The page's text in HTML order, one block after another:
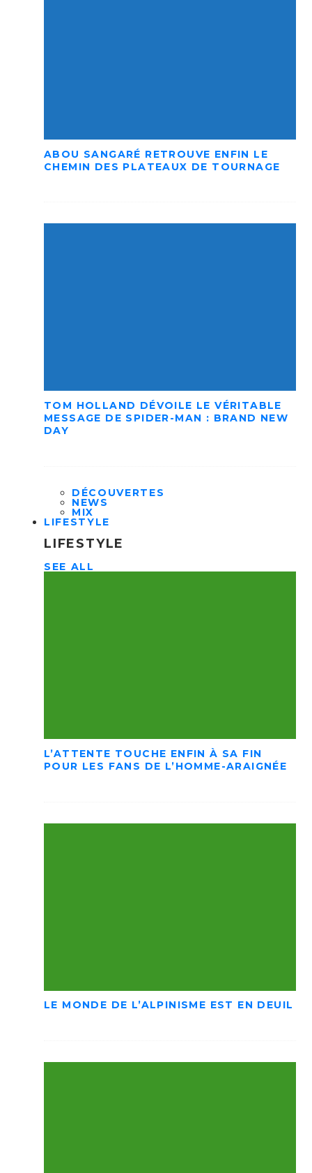
ABOU SANGARÉ RETROUVE ENFIN LE
CHEMIN DES PLATEAUX DE TOURNAGE
TOM HOLLAND DÉVOILE LE VÉRITABLE
MESSAGE DE SPIDER-MAN : BRAND NEW
DAY
DÉCOUVERTES
NEWS
MIX
LIFESTYLE
LIFESTYLE
SEE ALL
L’ATTENTE TOUCHE ENFIN À SA FIN
POUR LES FANS DE L’HOMME-ARAIGNÉE
LE MONDE DE L’ALPINISME EST EN DEUIL